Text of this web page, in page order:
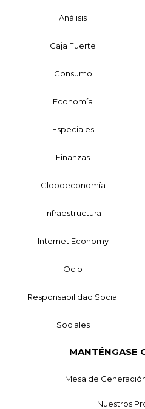
Análisis
Caja Fuerte
Consumo
Economía
Especiales
Finanzas
Globoeconomía
Infraestructura
Internet Economy
Ocio
Responsabilidad Social
Sociales
MANTÉNGASE
Mesa de
Nuestros